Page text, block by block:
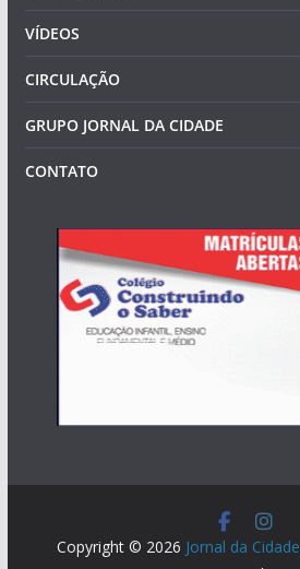
VÍDEOS
CIRCULAÇÃO
GRUPO JORNAL DA CIDADE
CONTATO
Copyright © 2026 Jornal da Cidade